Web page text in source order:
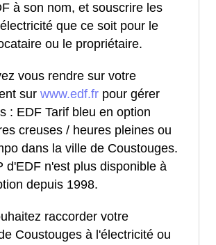
à son nom, et souscrire les
que ce soit pour le
ou le propriétaire.
vous rendre sur votre
sur www.edf.fr pour gérer
: EDF Tarif bleu en option
creuses / heures pleines ou
dans la ville de Coustouges.
d'EDF n'est plus disponible à
depuis 1998.
raccorder votre
Coustouges à l'électricité ou